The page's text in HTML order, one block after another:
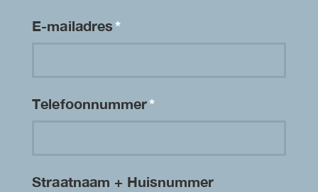
E-mailadres*
Telefoonnummer*
Straatnaam + Huisnummer